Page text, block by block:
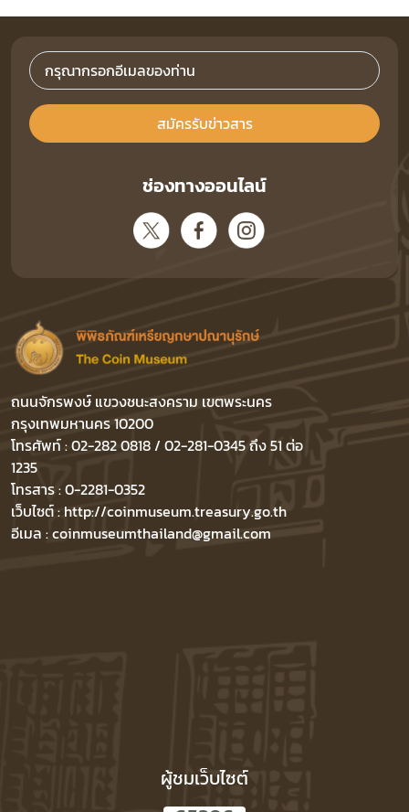
สมัครรับข่าวสาร
ช่องทางออนไลน์
ถนนจักรพงษ์ แขวงชนะสงคราม เขตพระนคร
กรุงเทพมหานคร 10200
โทรศัพท์ : 02-282 0818 / 02-281-0345 ถึง 51 ต่อ
1235
โทรสาร : 0-2281-0352
เว็บไซต์ : http://coinmuseum.treasury.go.th
อีเมล : coinmuseumthailand@gmail.com
ผู้ชมเว็บไซต์